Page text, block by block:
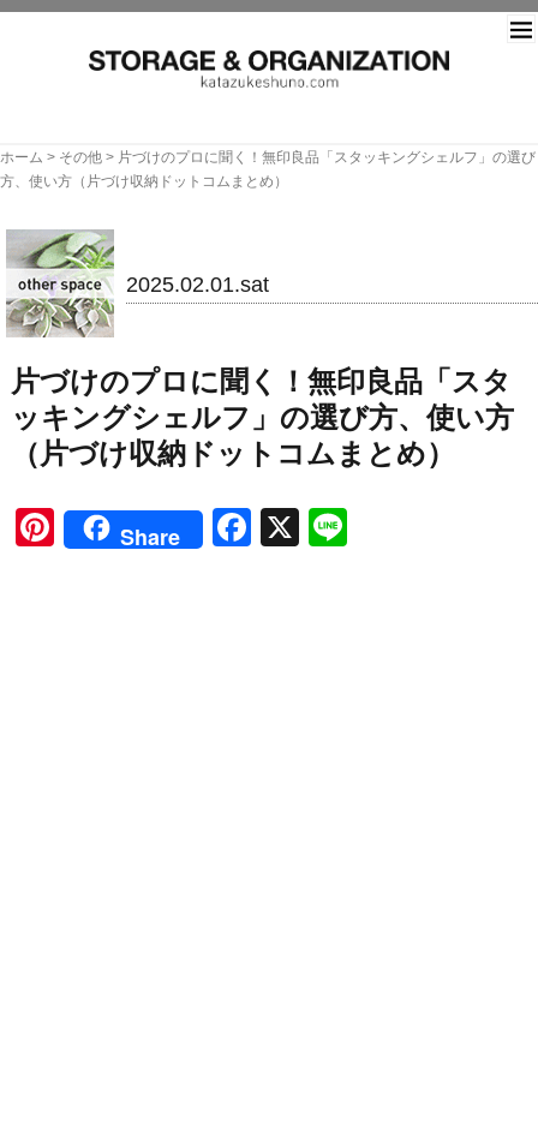
ホーム > その他 > 片づけのプロに聞く！無印良品「スタッキングシェルフ」の選び
方、使い方（片づけ収納ドットコムまとめ）
2025.02.01.sat
片づけのプロに聞く！無印良品「スタ
ッキングシェルフ」の選び方、使い方
（片づけ収納ドットコムまとめ）
Pinterest
Share Facebook
X